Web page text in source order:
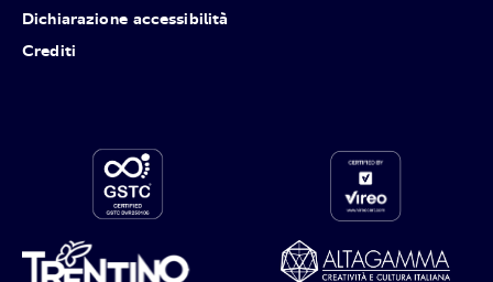
Dichiarazione accessibilità
Crediti